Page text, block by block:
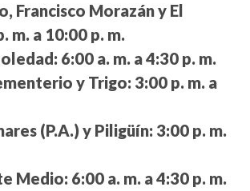
Francisco Morazán y El
m. a 10:00 p. m.
6:00 a. m. a 4:30 p. m.
y Trigo: 3:00 p. m. a
(P.A.) y Piligüín: 3:00 p. m.
Medio: 6:00 a. m. a 4:30 p. m.